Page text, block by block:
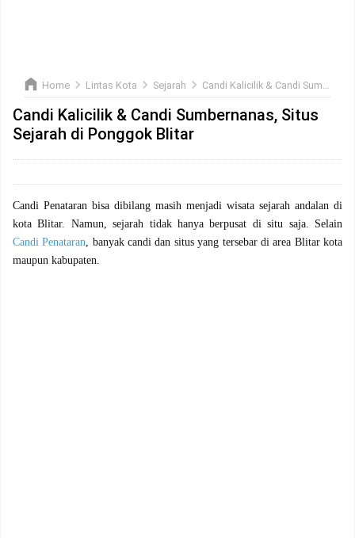
Home Lintas Kota Sejarah Candi Kalicilik & Candi Sumbernanas, Situs Sejarah di Ponggok Blitar
Candi Kalicilik & Candi Sumbernanas, Situs
Sejarah di Ponggok Blitar
Candi Penataran bisa dibilang masih menjadi wisata sejarah andalan di
kota Blitar. Namun, sejarah tidak hanya berpusat di situ saja. Selain
Candi Penataran, banyak candi dan situs yang tersebar di area Blitar kota
maupun kabupaten.